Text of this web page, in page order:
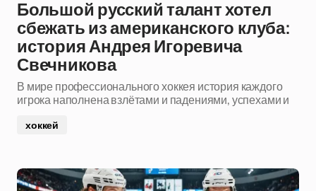
Большой русский талант хотел
сбежать из американского клуба:
история Андрея Игоревича
Свечникова
В мире профессионального хоккея история каждого
игрока наполнена взлётами и падениями, успехами и
хоккей